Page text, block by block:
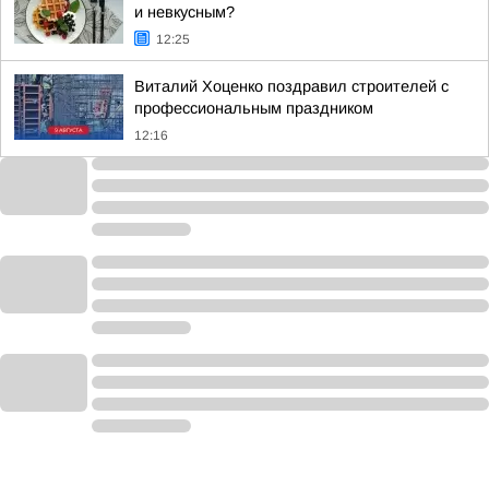
и невкусным?
12:25
Виталий Хоценко поздравил строителей с
профессиональным праздником
12:16